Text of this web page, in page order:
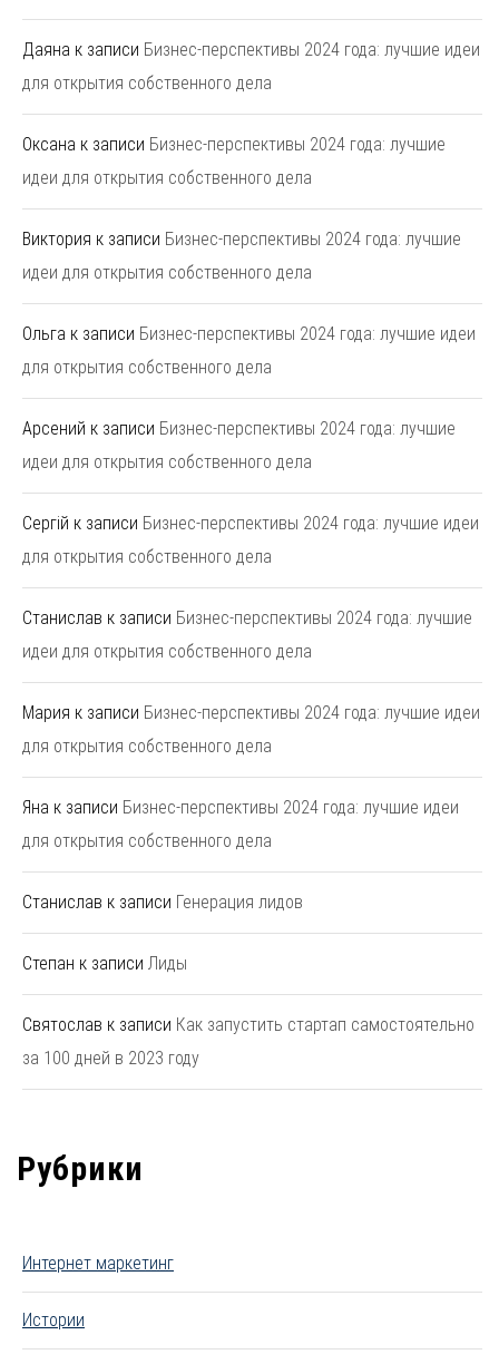
Даяна к записи Бизнес-перспективы 2024 года: лучшие идеи
для открытия собственного дела
Оксана к записи Бизнес-перспективы 2024 года: лучшие
идеи для открытия собственного дела
Виктория к записи Бизнес-перспективы 2024 года: лучшие
идеи для открытия собственного дела
Ольга к записи Бизнес-перспективы 2024 года: лучшие идеи
для открытия собственного дела
Арсений к записи Бизнес-перспективы 2024 года: лучшие
идеи для открытия собственного дела
Сергій к записи Бизнес-перспективы 2024 года: лучшие идеи
для открытия собственного дела
Станислав к записи Бизнес-перспективы 2024 года: лучшие
идеи для открытия собственного дела
Мария к записи Бизнес-перспективы 2024 года: лучшие идеи
для открытия собственного дела
Яна к записи Бизнес-перспективы 2024 года: лучшие идеи
для открытия собственного дела
Станислав к записи Генерация лидов
Степан к записи Лиды
Святослав к записи Как запустить стартап самостоятельно
за 100 дней в 2023 году
Рубрики
Интернет маркетинг
Истории